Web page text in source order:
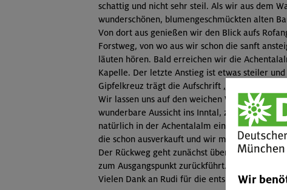
schattig und nicht sehr steil. Als wir aus dem
wunderschönen, blumengeschmückten alten
Von dort aus genießen wir den Blick aufs
Forstweg, von wo aus wir schon die sanft
läuten hören. Bald erreichen wir die
Kapelle. Der letzte Anstieg ist etwas steiler
Gipfelkreuz trägt die Aufschrift „DURCH
Wir lassen uns auf den weichen Wiesenhügeln
wunderbare Aussicht ins Inntal, zum
natürlich in der Achentalalm ein, voller
die schon ausverkauft und wir müssen uns mit
Der Rückweg geht zunächst über eine
zum Ausgangspunkt zurückführt.
Vielen Dank an Rudi für die entspannte Tour in
Wir